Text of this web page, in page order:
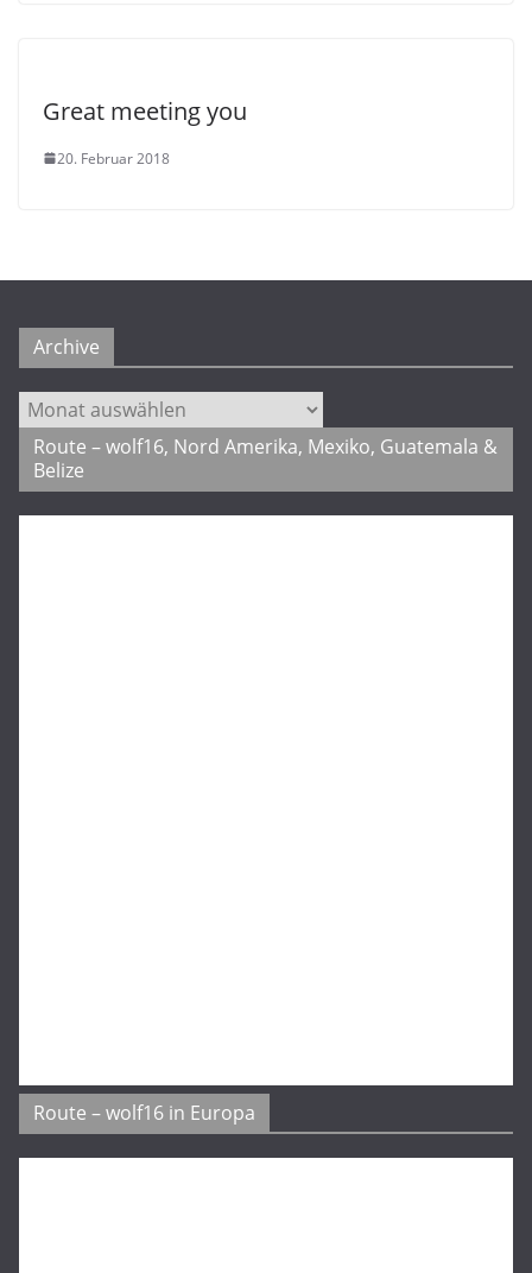
Great meeting you
20. Februar 2018
Archive
Archive
Route – wolf16, Nord Amerika, Mexiko, Guatemala &
Belize
Route – wolf16 in Europa